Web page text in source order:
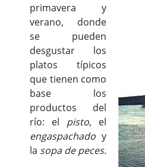
primavera y
verano, donde
se pueden
desgustar los
platos típicos
que tienen como
base los
productos del
río: el pisto, el
engaspachado y
la sopa de peces.